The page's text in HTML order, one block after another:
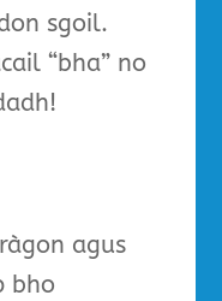
sgoil.
“bha” no
agus
bho